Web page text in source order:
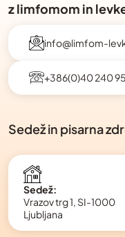
z limfomom in
info@limfom-
+386(0)40 240
Sedež in pisarna
Sedež:
Vrazov trg 1, SI-1000
Ljubljana